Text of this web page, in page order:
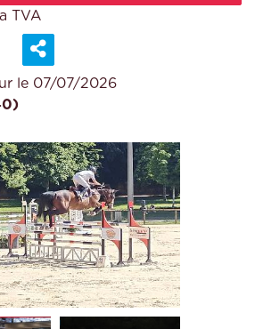
TVA
le 07/07/2026